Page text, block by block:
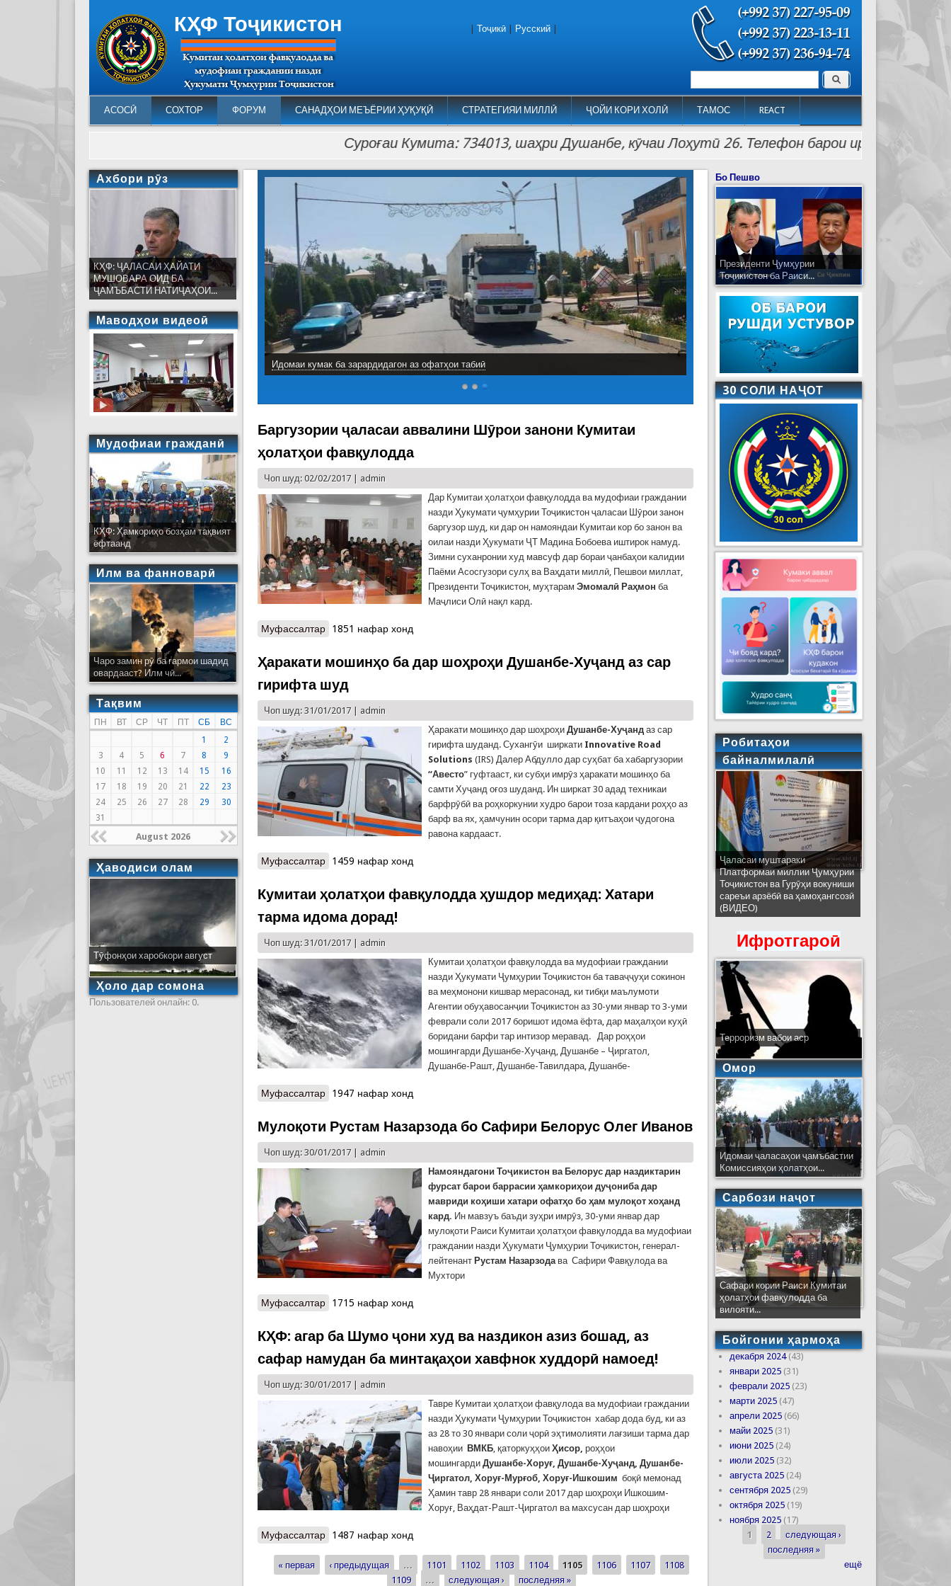
КҲФ Тоҷикистон
АСОСӢ СОХТОР ФОРУМ САНАДҲОИ МЕЪЁРИИ ҲУҚУҚӢ СТРАТЕГИЯИ МИЛЛӢ ҶОЙИ КОРИ ХОЛӢ ТАМОС REACT
Форма поиска Поиск
Тоҷикӣ Русский
Суроғаи Кумита: 734013, шаҳри Душанбе, кӯчаи Лоҳутӣ 26. Телефон барои иртибот: (992 37)
Идомаи кумак ба зарардидагон аз офатҳои табиӣ
Баргузории ҷаласаи аввалини Шӯрои занони Кумитаи
ҳолатҳои фавқулодда
Чоп шуд: 02/02/2017 | admin
Дар Кумитаи ҳолатҳои фавқулодда ва мудофиаи граждании
назди Ҳукумати ҷумҳурии Тоҷикистон ҷаласаи Шӯрои занон
баргузор шуд, ки дар он намояндаи Кумитаи кор бо занон ва
оилаи назди Ҳукумати ҶТ Мадина Бобоева иштирок намуд.
Зимни суханронии худ мавсуф дар бораи ҷанбаҳои калидии
Паёми Асосгузори сулҳ ва Ваҳдати миллӣ, Пешвои миллат,
Президенти Тоҷикистон, муҳтарамЭмомалӣ Раҳмон ба
Маҷлиси Олӣ нақл кард.
Муфассалтар о Баргузории ҷаласаи аввалини Шӯрои занони Кумитаи ҳолатҳои фавқулодда
1851 нафар хонд
Ҳаракати мошинҳо ба дар шоҳроҳи Душанбе-Хуҷанд аз сар
гирифта шуд
Чоп шуд: 31/01/2017 | admin
Ҳаракати мошинҳо дар шоҳроҳиДушанбе-Хуҷанд аз сар
гирифта шуданд. Сухангӯи ширкати Innovative Road
Solutions (IRS) Далер Абдулло дар суҳбат ба хабаргузории
“Авесто” гуфтааст, ки субҳи имрӯз ҳаракати мошинҳо ба
самти Хуҷанд оғоз шуданд. Ин ширкат 30 адад техникаи
барфрӯбӣ ва роҳкоркунии худро барои тоза кардани роҳҳо аз
барф ва ях, ҳамчунин осори тарма дар қитъаҳои ҷудогона
равона кардааст.
Муфассалтар о Ҳаракати мошинҳо ба дар шоҳроҳи Душанбе-Хуҷанд аз сар гирифта шуд
1459 нафар хонд
Кумитаи ҳолатҳои фавқулодда ҳушдор медиҳад: Хатари
тарма идома дорад!
Чоп шуд: 31/01/2017 | admin
Кумитаи ҳолатҳои фавқулодда ва мудофиаи граждании
назди Ҳукумати Ҷумҳурии Тоҷикистон ба таваҷҷуҳи сокинон
ва меҳмонони кишвар мерасонад, ки тибқи маълумоти
Агентии обуҳавосанҷии Тоҷикистон аз 30-уми январ то 3-уми
феврали соли 2017 боришот идома ёфта, дар маҳалҳои куҳӣ
боридани барфи тар интизор меравад. Дар роҳҳои
мошингарди Душанбе-Хуҷанд, Душанбе – Ҷиргатол,
Душанбе-Рашт, Душанбе-Тавилдара, Душанбе-
Муфассалтар о Кумитаи ҳолатҳои фавқулодда ҳушдор медиҳад: Хатари тарма идома дорад!
1947 нафар хонд
Мулоқоти Рустам Назарзода бо Сафири Белорус Олег Иванов
Чоп шуд: 30/01/2017 | admin
Намояндагони Тоҷикистон ва Белорус дар наздиктарин
фурсат барои баррасии ҳамкориҳои дуҷониба дар
мавриди коҳиши хатари офатҳо бо ҳам мулоқот хоҳанд
кард. Ин мавзуъ баъди зуҳри имрӯз, 30-уми январ дар
мулоқоти Раиси Кумитаи ҳолатҳои фавқулодда ва мудофиаи
граждании назди Ҳукумати Ҷумҳурии Тоҷикистон, генерал-
лейтенант Рустам Назарзодава Сафири Фавқулода ва
Мухтори
Муфассалтар о Мулоқоти Рустам Назарзода бо Сафири Белорус Олег Иванов
1715 нафар хонд
КҲФ: агар ба Шумо ҷони худ ва наздикон азиз бошад, аз
сафар намудан ба минтақаҳои хавфнок худдорӣ намоед!
Чоп шуд: 30/01/2017 | admin
Тавре Кумитаи ҳолатҳои фавқулода ва мудофиаи граждании
назди Ҳукумати Ҷумҳурии Тоҷикистон хабар дода буд, ки аз
аз 28 то 30 январи соли ҷорӣ эҳтимолияти лағзиши тарма дар
навоҳии ВМКБ, қаторкуҳҳоиҲисор, роҳҳои
мошингардиДушанбе-Хоруғ,Душанбе-Хуҷанд,Душанбе-
Ҷиргатол,Хоруғ- Мурғоб,Хоруғ- Ишкошим боқӣ мемонад
Ҳамин тавр 28 январи соли 2017 дар шоҳроҳи Ишкошим-
Хоруғ, Ваҳдат-Рашт-Ҷиргатол ва махсусан дар шоҳроҳи
Муфассалтар о КҲФ: агар ба Шумо ҷони худ ва наздикон азиз бошад, аз сафар намудан ба минтақаҳои хавфнок худдорӣ намоед!
1487 нафар хонд
Страницы
« первая ‹ предыдущая … 1101 1102 1103 1104 1105 1106 1107
1108
1109
… следующая › последняя »
Ахбори рӯз
КҲФ: ҶАЛАСАИ ҲАЙАТИ
МУШОВАРА ОИД БА
ҶАМЪБАСТИ НАТИҶАҲОИ...
Маводҳои видеоӣ
Мудофиаи гражданӣ
КҲФ: Ҳамкориҳо бозҳам тақвият
ёфтаанд
Илм ва фанноварӣ
Чаро замин рӯ ба гармои шадид
овардааст? Илм чӣ...
Тақвим
ПН ВТ СР ЧТ ПТ СБ
ВС
1
2
3
4 5 6 7 8
9
10
11 12 13 14 15
16
17
18 19 20 21 22
23
24
25 26 27 28 29
30
31
August 2026
Ҳаводиси олам
Тӯфонҳои харобкори август
Ҳоло дар сомона
Пользователей онлайн: 0.
Бо Пешво
Президенти Ҷумҳурии
Тоҷикистон ба Раиси...
30 СОЛИ НАҶОТ
Робитаҳои
байналмилалӣ
Ҷаласаи муштараки
Платформаи миллии Ҷумҳурии
Тоҷикистон ва Гурӯҳи вокуниши
сареъи арзёбӣ ва ҳамоҳангсозӣ
(ВИДЕО)
Ифротгароӣ
Терроризм вабои аср
Омор
Идомаи ҷаласаҳои ҷамъбастии
Комиссияҳои ҳолатҳои...
Сарбози наҷот
Сафари кории Раиси Кумитаи
ҳолатҳои фавқулодда ба
вилояти...
Бойгонии ҳармоҳа
декабря 2024(43)
январи 2025(31)
феврали 2025(23)
марти 2025(47)
апрели 2025(66)
майи 2025(31)
июни 2025(24)
июли 2025(32)
августа 2025(24)
сентября 2025(29)
октября 2025(19)
ноября 2025(17)
Страницы
1 2
следующая ›
последняя »
ещё